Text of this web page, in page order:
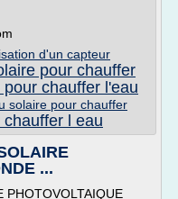
d'un capteur
pour chauffer
chauffer l'eau
solaire pour chauffer
l eau
...
PHOTOVOLTAIQUE